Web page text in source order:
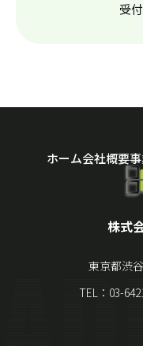
受
株式
東京都渋
TEL：03-
ホーム会社概要